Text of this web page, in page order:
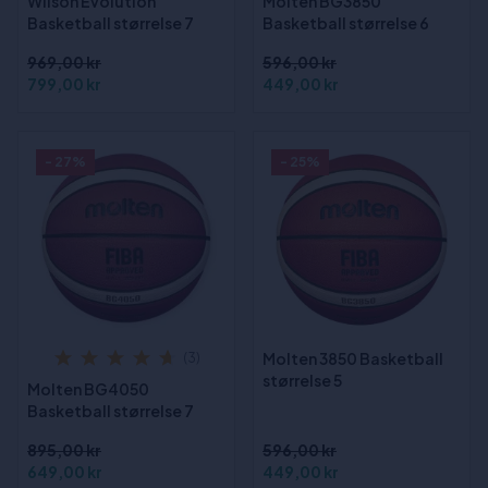
Basketball størrelse 7
969,00 kr
799,00 kr
Basketball størrelse 6
596,00 kr
449,00 kr
Molten BG4050
Basketball størrelse 7
895,00 kr
649,00 kr
Molten 3850 Basketball
størrelse 5
596,00 kr
449,00 kr